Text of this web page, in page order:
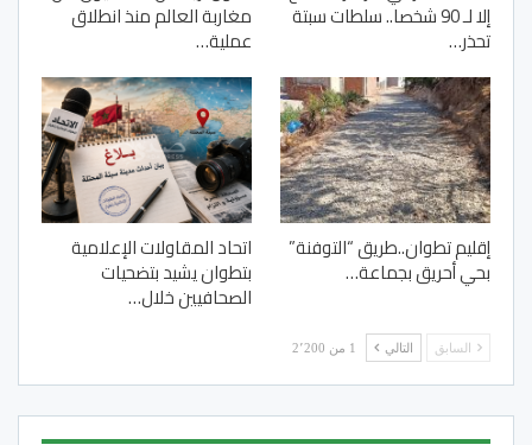
إلا لـ 90 شخصا.. سلطات سبتة
تحذر…
مغاربة العالم منذ انطلاق
عملية…
إقليم تطوان..طريق “التوفنة”
بحي أحريق بجماعة…
اتحاد المقاولات الإعلامية
بتطوان يشيد بتضحيات
الصحافيين خلال…
السابق التالي 1 من 2٬200